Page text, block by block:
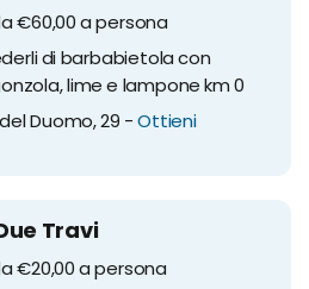
€60,00 a persona
di barbabietola con
lime e lampone km 0
Duomo, 29 -Ottieni
Travi
€20,00 a persona